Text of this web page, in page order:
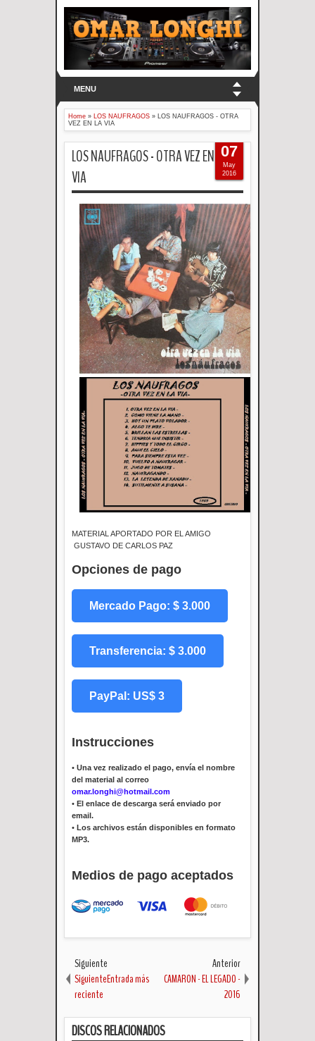
MENU
Home » LOS NAUFRAGOS »
LOS NAUFRAGOS - OTRA
VEZ EN LA VIA
LOS NAUFRAGOS - OTRA VEZ EN LA
VIA
MATERIAL APORTADO POR EL AMIGO
GUSTAVO DE CARLOS PAZ
Opciones de pago
Mercado Pago: $ 3.000
Transferencia: $ 3.000
PayPal: US$ 3
Instrucciones
• Una vez realizado el pago, envía el nombre
del material al correo
omar.longhi@hotmail.com
• El enlace de descarga será enviado por
email.
• Los archivos están disponibles en formato
MP3.
Medios de pago aceptados
07
May
2016
Siguiente
SiguienteEntrada más
reciente
Anterior
CAMARON - EL LEGADO -
2016
DISCOS RELACIONADOS